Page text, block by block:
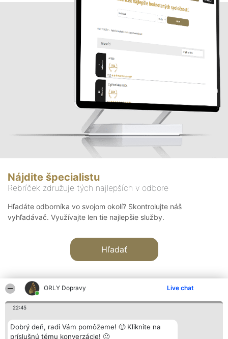
ORLY Dopravy Live chat
22:45
Dobrý deň, radi Vám pomôžeme! 🙂 Kliknite na
príslušnú tému konverzácie! 🙂
Nájdite špecialistu
Rebríček združuje tých najlepších v odbore
Hľadáte odborníka vo svojom okolí? Skontrolujte náš
vyhľadávač. Využívajte len tie najlepšie služby.
Hľadať
Organizátor hodnotenia
Bright Side Solutions sp. z o.
Hodnotenie
Laureáti
Kontakt
Kontakt